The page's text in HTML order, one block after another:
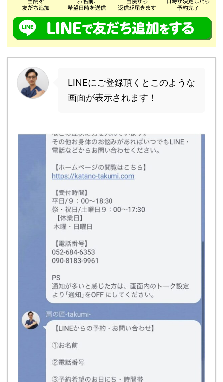
LINEにご登録頂くとこのような
画面が表示されます！